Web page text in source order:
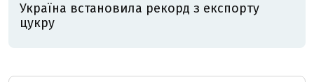
Україна встановила рекорд з експорту
цукру